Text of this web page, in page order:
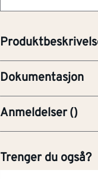
Dokumentasjon
FDV-Forvaltning,
Anmeldelser()
Trenger du også?